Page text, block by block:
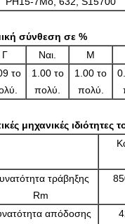
σύνθεση σε %
Γ
Ναι. Μ
το
1.00 το
πολύ.
1.00 το
πολύ.
μηχανικές ιδιότητες
τράβηξης
Rm
απόδοσης